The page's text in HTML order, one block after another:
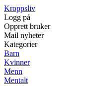
Kroppsliv
Logg på
Opprett bruker
Mail nyheter
Kategorier
Barn
Kvinner
Menn
Mentalt